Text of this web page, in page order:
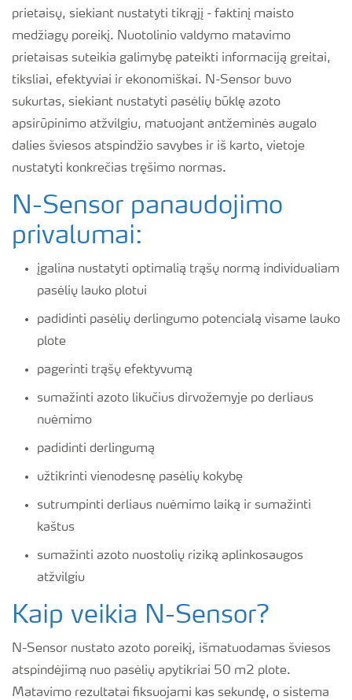
prietaisų, siekiant nustatyti tikrąjį - faktinį maisto
medžiagų poreikį. Nuotolinio valdymo matavimo
prietaisas suteikia galimybę pateikti informaciją greitai,
tiksliai, efektyviai ir ekonomiškai. N-Sensor buvo
sukurtas, siekiant nustatyti pasėlių būklę azoto
apsirūpinimo atžvilgiu, matuojant antžeminės augalo
dalies šviesos atspindžio savybes ir iš karto, vietoje
nustatyti konkrečias tręšimo normas.
N-Sensor panaudojimo
privalumai:
įgalina nustatyti optimalią trąšų normą individualiam
pasėlių lauko plotui
padidinti pasėlių derlingumo potencialą visame lauko
plote
pagerinti trąšų efektyvumą
sumažinti azoto likučius dirvožemyje po derliaus
nuėmimo
padidinti derlingumą
užtikrinti vienodesnę pasėlių kokybę
sutrumpinti derliaus nuėmimo laiką ir sumažinti
kaštus
sumažinti azoto nuostolių riziką aplinkosaugos
atžvilgiu
Kaip veikia N-Sensor?
N-Sensor nustato azoto poreikį, išmatuodamas šviesos
atspindėjimą nuo pasėlių apytikriai 50 m2 plote.
Matavimo rezultatai fiksuojami kas sekundę, o sistema